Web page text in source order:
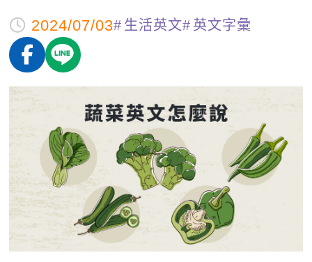
商用英文
英文檢定
IELTS 雅思課程
GEPT 全民英檢課程
TOEFL 托福課程
能力養成
自然發音
英文聽力養成
開口溜英文
旅遊英文
基礎字彙
特色課程
主題課程
英語俱樂部
ECAM
Let's Talk
線上真人
日語
韓語
更多
一對一家教
英文部落格
影音學英文
英文能力測驗
師資團隊
學習分享
學員故事
學員讚出來
活動花絮
校園贊助
企業服務
Recruiting
2024/07/03 生活英文 英文字彙